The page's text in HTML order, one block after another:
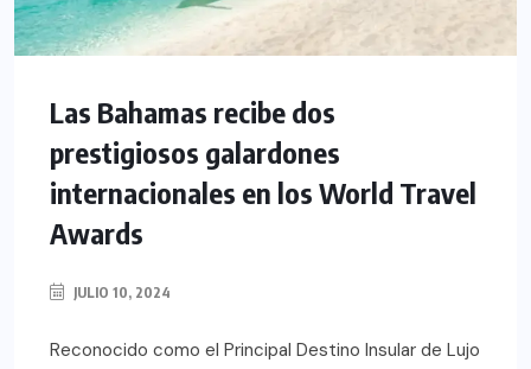
Las Bahamas recibe dos
prestigiosos galardones
internacionales en los World Travel
Awards
JULIO 10, 2024
Reconocido como el Principal Destino Insular de Lujo